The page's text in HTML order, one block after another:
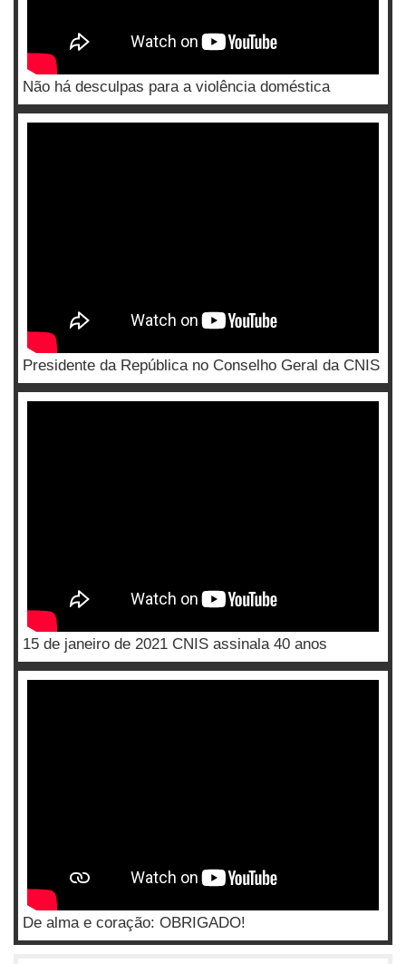
Não há desculpas para a violência doméstica
Presidente da República no Conselho Geral da CNIS
15 de janeiro de 2021 CNIS assinala 40 anos
De alma e coração: OBRIGADO!